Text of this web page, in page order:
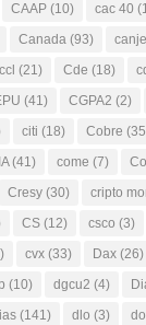
CAAP (10) cac 40
Canada (93) canje
ccl (21) Cde (18)
(41) CGPA2 (2)
citi (18) Cobre
(41) come (7)
Cresy (30) cripto
CS (12) csco (3)
cvx (33) Dax (26)
(10) dgcu2 (4)
(141) dlo (3)